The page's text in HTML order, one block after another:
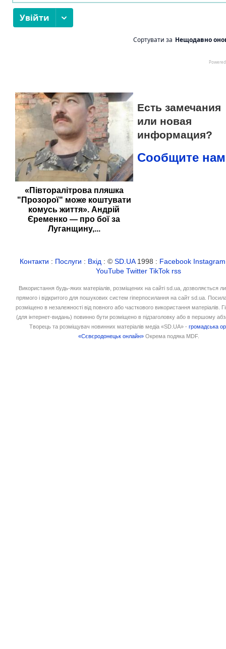
«Півторалітрова пляшка
"Прозорої" може коштувати
комусь життя». Андрій
Єременко — про бої за
Луганщину,...
Есть замечания
или новая
информация?
Сообщите
Контакти : Послуги : Вхід : ©SD.UA1998 : Facebook Instagram
YouTube Twitter TikTok rss
Використання будь-яких матеріалів, розміщених на сайті sd.ua, дозволяється
прямого і відкритого для пошукових систем гіперпосилання на сайт sd.ua.
розміщено в незалежності від повного або часткового використання матеріалів.
(для інтернет-видань) повинно бути розміщено в підзаголовку або в першому
Творець та розміщувач новинних матеріалів медіа «SD.UA» -громадська
«Сєвєродонецьк онлайн» Окрема подяка MDF.